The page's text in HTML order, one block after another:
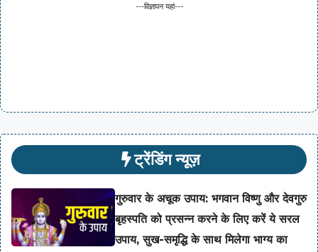
---विज्ञापन यहां---
ट्रेंडिंग न्यूज़
गुरुवार के अचूक उपाय: भगवान विष्णु और देवगुरु
बृहस्पति को प्रसन्न करने के लिए करें ये सरल
उपाय, सुख-समृद्धि के साथ मिलेगा भाग्य का